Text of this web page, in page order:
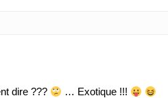
dire ??? … Exotique !!!